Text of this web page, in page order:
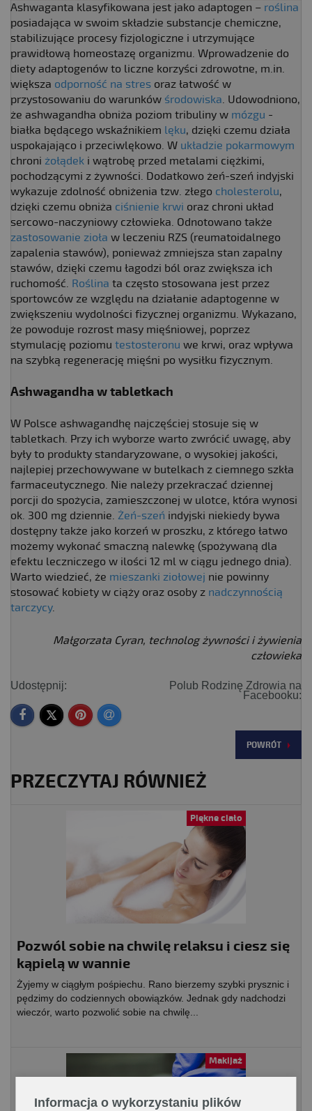
Ashwaganta klasyfikowana jest jako adaptogen – roślina
posiadająca w swoim składzie substancje chemiczne,
stabilizujące procesy fizjologiczne i utrzymujące
prawidłową homeostazę organizmu. Wprowadzenie do
diety adaptogenów to liczne korzyści zdrowotne, m.in.
większa odporność na stres oraz łatwość w
przystosowaniu do warunków środowiska. Udowodniono,
że ashwagandha obniża poziom tribuliny w mózgu -
białka będącego wskaźnikiem lęku, dzięki czemu działa
uspokajająco i przeciwlękowo. W układzie pokarmowym
chroni żołądek i wątrobę przed metalami ciężkimi,
pochodzącymi z żywności. Dodatkowo żeń-szeń indyjski
wykazuje zdolność obniżenia tzw. złego cholesterolu,
dzięki czemu obniża ciśnienie krwi oraz chroni układ
sercowo-naczyniowy człowieka. Odnotowano także
zastosowanie zioła w leczeniu RZS (reumatoidalnego
zapalenia stawów), ponieważ zmniejsza stan zapalny
stawów, dzięki czemu łagodzi ból oraz zwiększa ich
ruchomość. Roślina ta często stosowana jest przez
sportowców ze względu na działanie adaptogenne w
zwiększeniu wydolności fizycznej organizmu. Wykazano,
że powoduje rozrost masy mięśniowej, poprzez
stymulację poziomu testosteronu we krwi, oraz wpływa
na szybką regenerację mięśni po wysiłku fizycznym.
Ashwagandha w tabletkach
W Polsce ashwagandhę najczęściej stosuje się w
tabletkach. Przy ich wyborze warto zwrócić uwagę, aby
były to produkty standaryzowane, o wysokiej jakości,
najlepiej przechowywane w butelkach z ciemnego szkła
farmaceutycznego. Nie należy przekraczać dziennej
porcji do spożycia, zamieszczonej w ulotce, która wynosi
ok. 300 mg dziennie. Żeń-szeń indyjski niekiedy bywa
dostępny także jako korzeń w proszku, z którego łatwo
możemy wykonać smaczną nalewkę (spożywaną dla
efektu leczniczego w ilości 12 ml w ciągu jednego dnia).
Warto wiedzieć, że mieszanki ziołowej nie powinny
stosować kobiety w ciąży oraz osoby z nadczynnością
tarczycy.
Małgorzata Cyran, technolog żywności i żywienia
człowieka
Udostępnij:
Polub Rodzinę Zdrowia na
Facebooku:
POWRÓT
PRZECZYTAJ RÓWNIEŻ
Piękne ciało
Pozwól sobie na chwilę relaksu i ciesz się
kąpielą w wannie
Żyjemy w ciągłym pośpiechu. Rano bierzemy szybki prysznic i
pędzimy do codziennych obowiązków. Jednak gdy nadchodzi
wieczór, warto pozwolić sobie na chwilę...
Makijaż
Informacja o wykorzystaniu plików